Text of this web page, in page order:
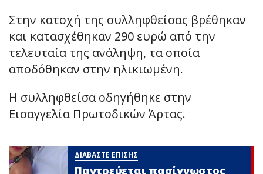
Στην κατοχή της συλληφθείσας βρέθηκαν
και κατασχέθηκαν 290 ευρώ από την
τελευταία της ανάληψη, τα οποία
αποδόθηκαν στην ηλικιωμένη.
Η συλληφθείσα οδηγήθηκε στην
Εισαγγελία Πρωτοδικών Άρτας.
ΔΙΑΒΑΣΤΕ ΕΠΙΣΗΣ
Παντρεύεται πασίγνωστος